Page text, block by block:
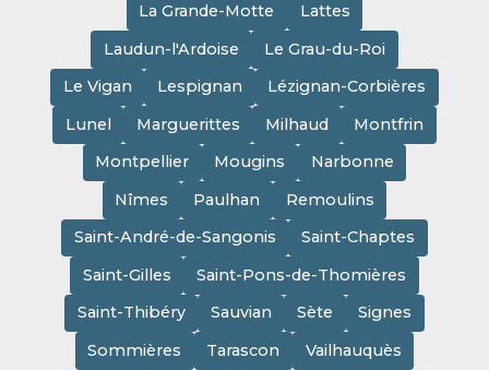
La Grande-Motte
Lattes
Laudun-l'Ardoise
Le Grau-du-Roi
Le Vigan
Lespignan
Lézignan-Corbières
Lunel
Marguerittes Milhaud
Montfrin
Montpellier
Mougins
Narbonne
Nîmes
Paulhan
Remoulins
Saint-André-de-Sangonis
Saint-Chaptes
Saint-Gilles
Saint-Pons-de-Thomières
Saint-Thibéry
Sauvian Sète
Signes
Sommières
Tarascon
Vailhauquès